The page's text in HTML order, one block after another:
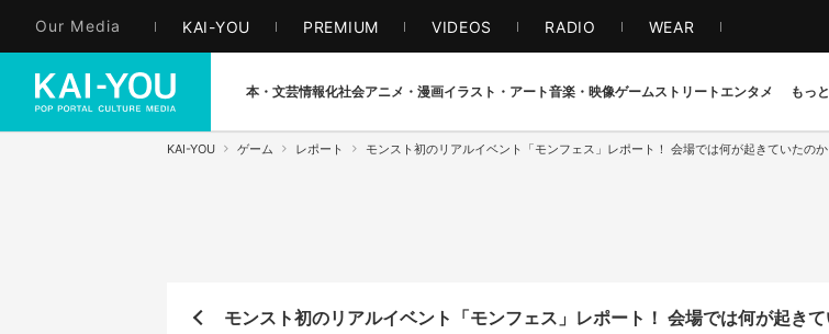
Our Media KAI-YOU PREMIUM VIDEOS RADIO WEAR
本・文芸情報化社会アニメ・漫画イラスト・アート音楽・映像ゲームストリート エンタメ もっ
KAI-YOU ゲーム レポート モンスト初のリアルイベント「モンフェス」レポート！ 会場では何が起きていたのか
モンスト初のリアルイベント「モンフェス」レポート！ 会場では何が起き